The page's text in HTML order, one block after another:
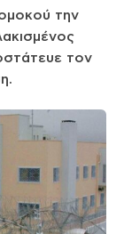
την
τον